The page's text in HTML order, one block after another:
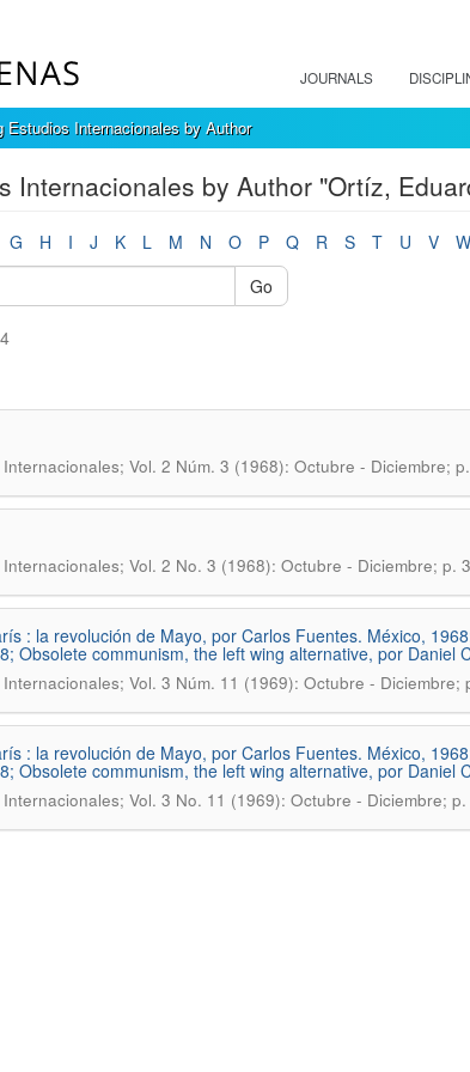
JOURNALS
Estudios Internacionales by Author
Internacionales by Author "Ortíz,
G H I J K L M N O P Q R S T U V W
Go
Vol. 2 Núm. 3 (1968): Octubre - Diciembre;
Internacionales; Vol. 2 No. 3 (1968): Octubre - Diciembre; p.
: la revolución de Mayo, por Carlos Fuentes. México,
Obsolete communism, the left wing alternative, por Daniel
Internacionales; Vol. 3 Núm. 11 (1969): Octubre - Diciembre;
: la revolución de Mayo, por Carlos Fuentes. México,
Obsolete communism, the left wing alternative, por Daniel
Internacionales; Vol. 3 No. 11 (1969): Octubre - Diciembre;